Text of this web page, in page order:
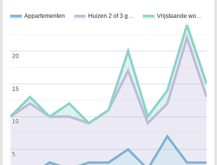
Appartementen Huizen 2 of 3 g… Vrijstaande wo…
5
5
10
10
15
15
20
20